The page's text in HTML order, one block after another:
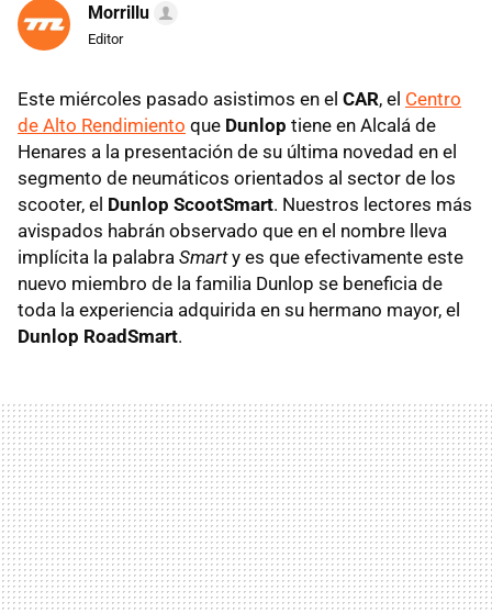
Morrillu
Editor
Este miércoles pasado asistimos en el CAR, el Centro
de Alto Rendimiento que Dunlop tiene en Alcalá de
Henares a la presentación de su última novedad en el
segmento de neumáticos orientados al sector de los
scooter, el Dunlop ScootSmart. Nuestros lectores más
avispados habrán observado que en el nombre lleva
implícita la palabra Smarty es que efectivamente este
nuevo miembro de la familia Dunlop se beneficia de
toda la experiencia adquirida en su hermano mayor, el
Dunlop RoadSmart.